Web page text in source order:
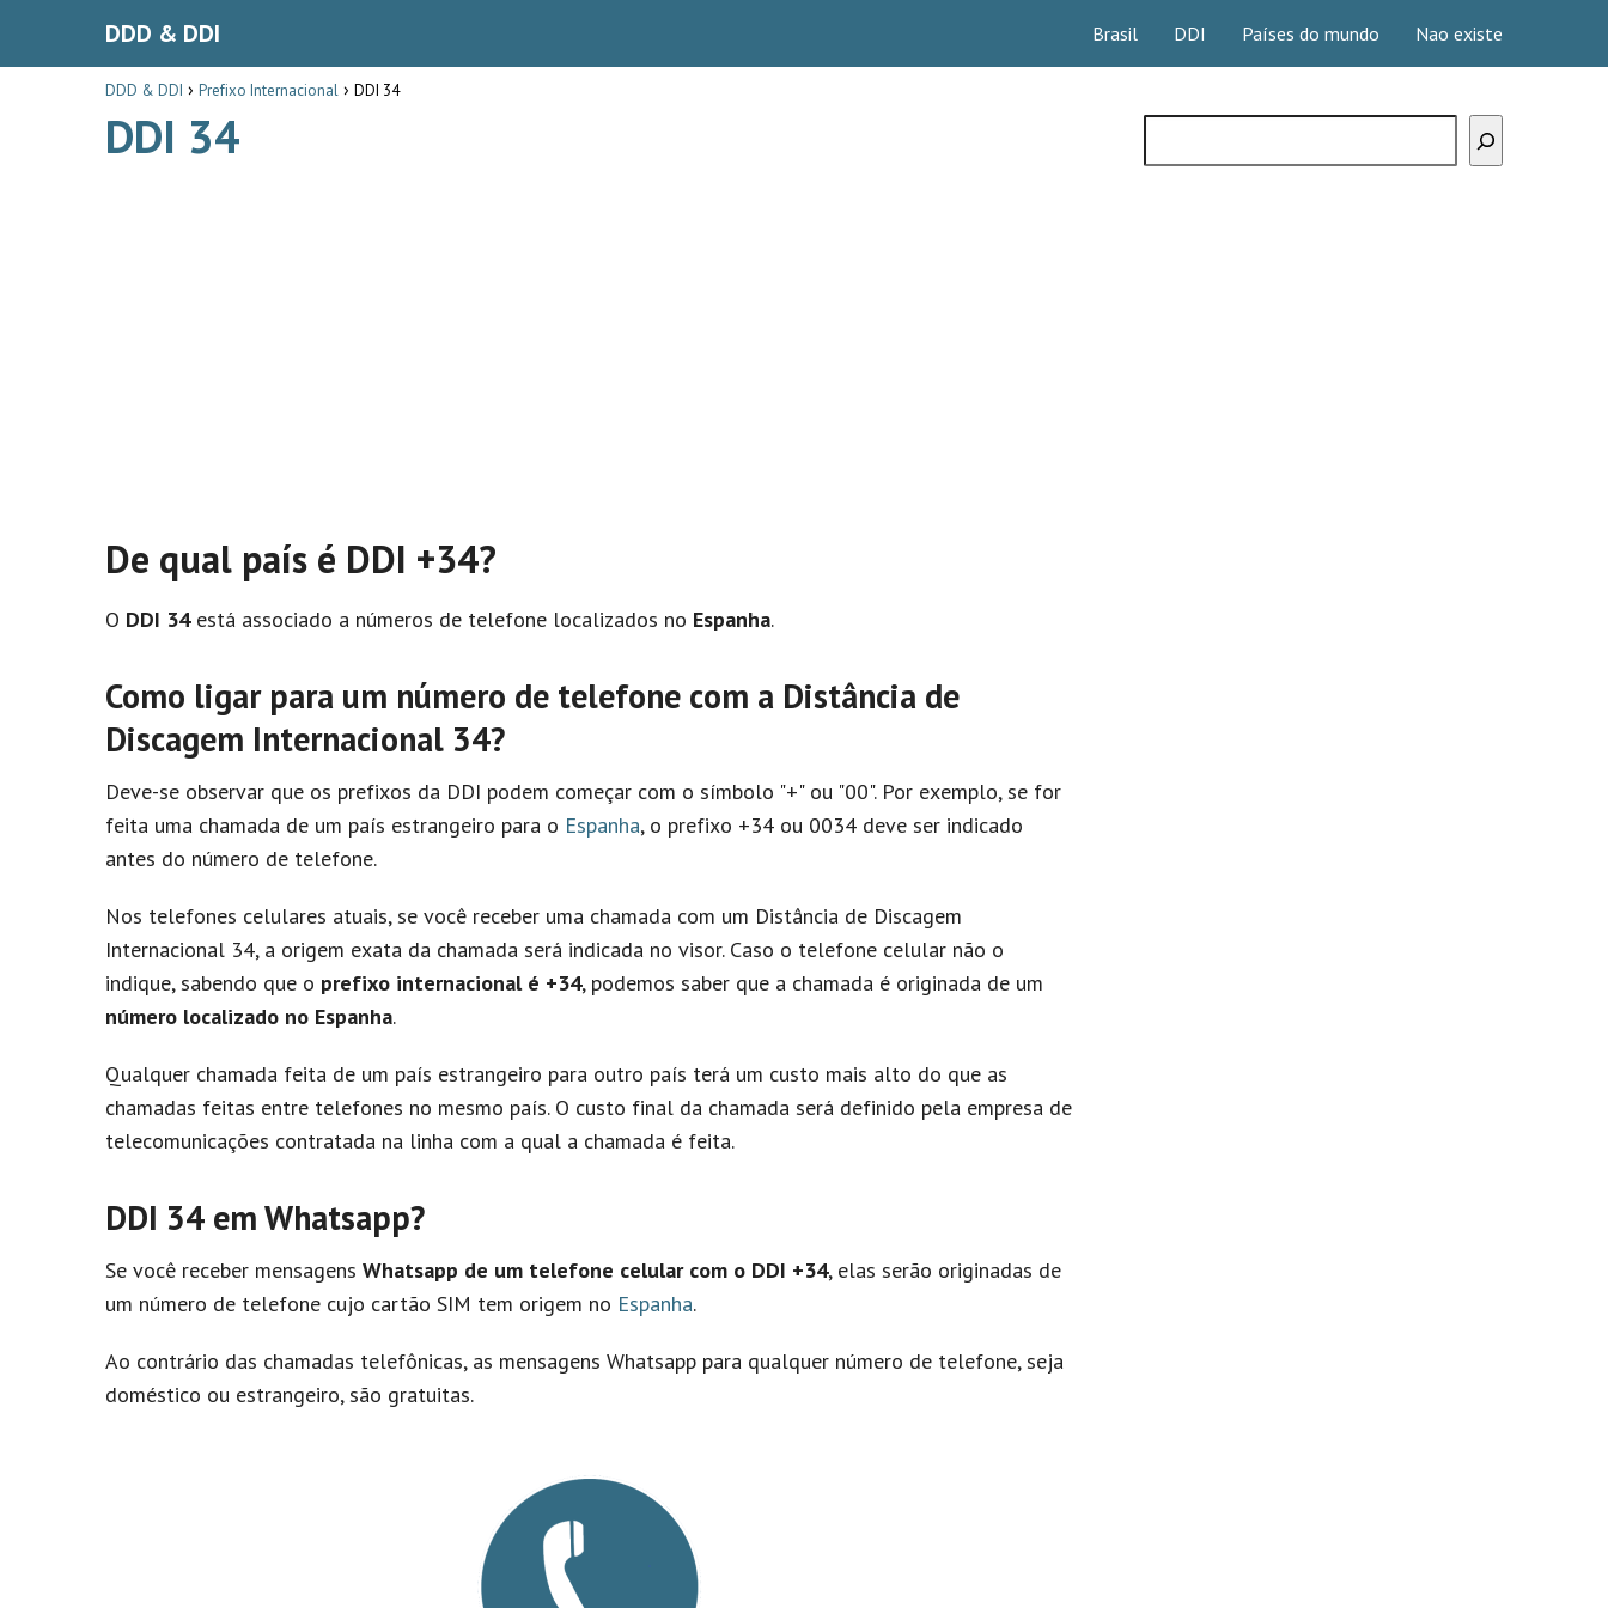
DDD & DDI Brasil DDI Países do mundo Nao existe
DDD & DDI Prefixo Internacional DDI 34
DDI 34
De qual país é DDI +34?
O DDI 34está associado a números de telefone localizados no Espanha.
Como ligar para um número de telefone com a Distância de
Discagem Internacional 34?
Deve-se observar que os prefixos da DDI podem começar com o símbolo "+" ou "00". Por exemplo, se for
feita uma chamada de um país estrangeiro para o Espanha, o prefixo +34 ou 0034 deve ser indicado
antes do número de telefone.
Nos telefones celulares atuais, se você receber uma chamada com um Distância de Discagem
Internacional 34, a origem exata da chamada será indicada no visor. Caso o telefone celular não o
indique, sabendo que o prefixo internacional é +34, podemos saber que a chamada é originada de um
número localizado no Espanha.
Qualquer chamada feita de um país estrangeiro para outro país terá um custo mais alto do que as
chamadas feitas entre telefones no mesmo país. O custo final da chamada será definido pela empresa de
telecomunicações contratada na linha com a qual a chamada é feita.
DDI 34 em Whatsapp?
Se você receber mensagens Whatsapp de um telefone celular com o DDI +34, elas serão originadas de
um número de telefone cujo cartão SIM tem origem no Espanha.
Ao contrário das chamadas telefônicas, as mensagens Whatsapp para qualquer número de telefone, seja
doméstico ou estrangeiro, são gratuitas.